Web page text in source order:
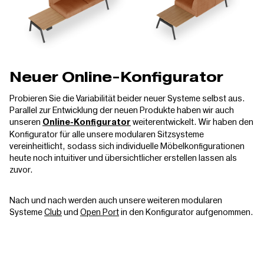
Neuer Online-Konfigurator
Probieren Sie die Variabilität beider neuer Systeme selbst aus.
Parallel zur Entwicklung der neuen Produkte haben wir auch
unseren Online-Konfigurator weiterentwickelt. Wir haben den
Konfigurator für alle unsere modularen Sitzsysteme
vereinheitlicht, sodass sich individuelle Möbelkonfigurationen
heute noch intuitiver und übersichtlicher erstellen lassen als
zuvor.
Nach und nach werden auch unsere weiteren modularen
SystemeClub und Open Portin den Konfigurator aufgenommen.